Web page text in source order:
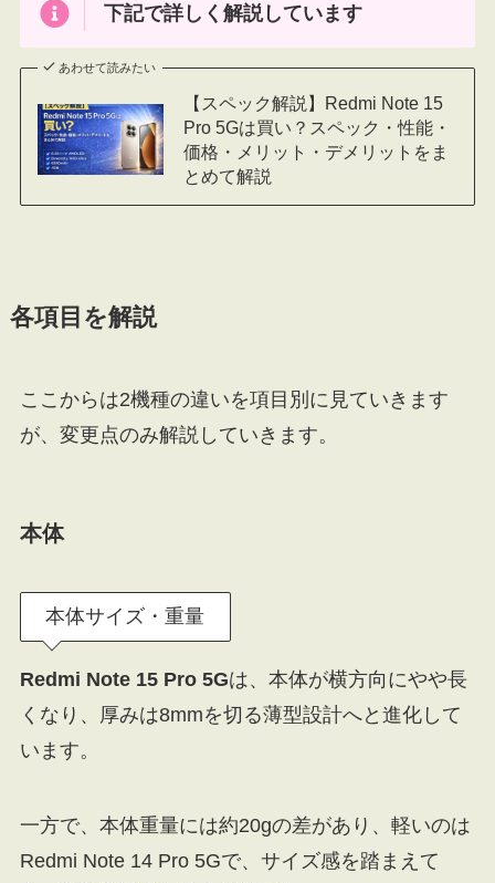
下記で詳しく解説しています
あわせて読みたい
【スペック解説】Redmi Note 15
Pro 5Gは買い？スペック・性能・
価格・メリット・デメリットをま
とめて解説
各項目を解説
ここからは2機種の違いを項目別に見ていきます
が、変更点のみ解説していきます。
本体
本体サイズ・重量
Redmi Note 15 Pro 5Gは、本体が横方向にやや長
くなり、厚みは8mmを切る薄型設計へと進化して
います。
一方で、本体重量には約20gの差があり、軽いのは
Redmi Note 14 Pro 5Gで、サイズ感を踏まえて